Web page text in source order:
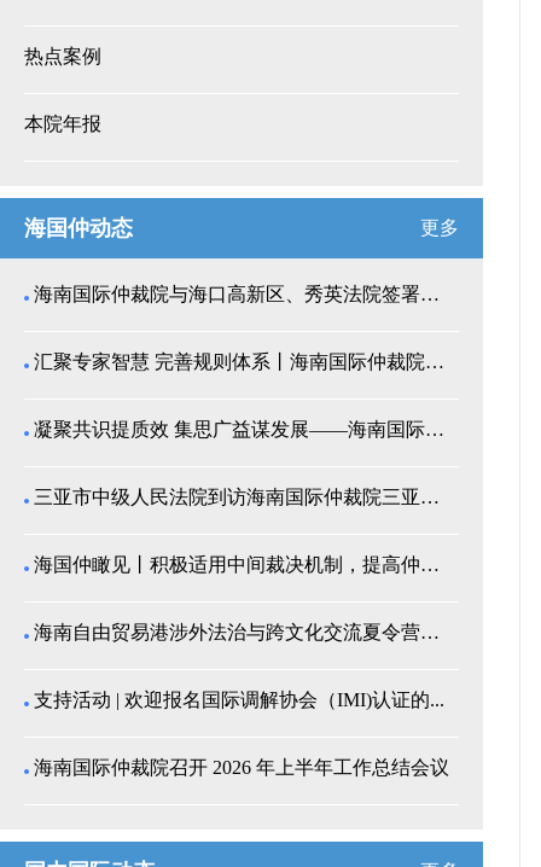
热点案例
本院年报
海国仲动态 更多
海南国际仲裁院与海口高新区、秀英法院签署商事纠纷多...
汇聚专家智慧 完善规则体系丨海南国际仲裁院召开仲裁...
凝聚共识提质效 集思广益谋发展——海南国际仲裁院举...
三亚市中级人民法院到访海南国际仲裁院三亚分院座谈交...
海国仲瞰见丨积极适用中间裁决机制，提高仲裁公信力
海南自由贸易港涉外法治与跨文化交流夏令营师生来我院...
支持活动 | 欢迎报名国际调解协会（IMI)认证的...
海南国际仲裁院召开 2026 年上半年工作总结会议